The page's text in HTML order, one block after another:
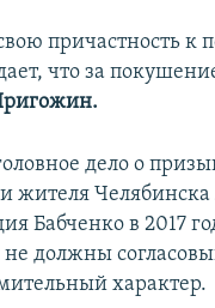
причастность к
что за
дело о
жителя Челябинска
Бабченко в 2017
должны
характер.